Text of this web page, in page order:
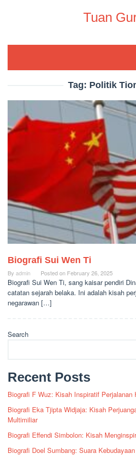
Tuan
Tag: Politik
Biografi Sui Wen Ti
By admin Posted on February 26, 2025
Biografi Sui Wen Ti, sang kaisar pendiri
catatan sejarah belaka. Ini adalah kisah
negarawan […]
Search
Recent Posts
Biografi F Wuz: Kisah Inspiratif Perjalanan
Biografi Eka Tjipta Widjaja: Kisah
Multimiliar
Biografi Effendi Simbolon: Kisah
Biografi Doel Sumbang: Suara